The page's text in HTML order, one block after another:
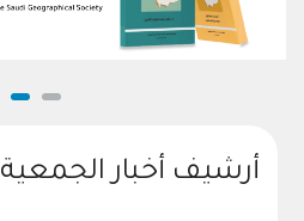
أرشيف أخبار الجمعية